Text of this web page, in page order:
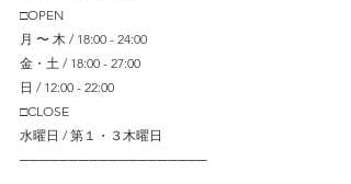
□OPEN
月 〜 木 / 18:00 - 24:00
金・土 / 18:00 - 27:00
日 / 12:00 - 22:00
□CLOSE
水曜日 / 第１・３木曜日
───────────────────